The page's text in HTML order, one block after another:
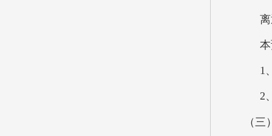
离退
本预
1、
2、
（三